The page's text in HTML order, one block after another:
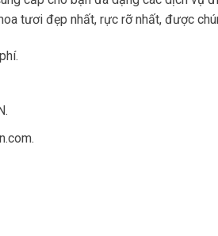
tươi đẹp nhất, rực rỡ nhất, được